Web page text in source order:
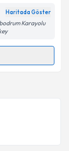
belirtilen
Haritada Göster
Karayolu